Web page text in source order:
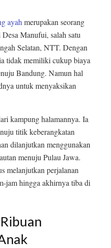
ayah merupakan seorang
Manufui, salah satu
Selatan, NTT. Dengan
tidak memiliki cukup biaya
Bandung. Namun hal
untuk menyaksikan
kampung halamannya. Ia
titik keberangkatan
dilanjutkan menggunakan
menuju Pulau Jawa.
melanjutkan perjalanan
jam hingga akhirnya tiba di